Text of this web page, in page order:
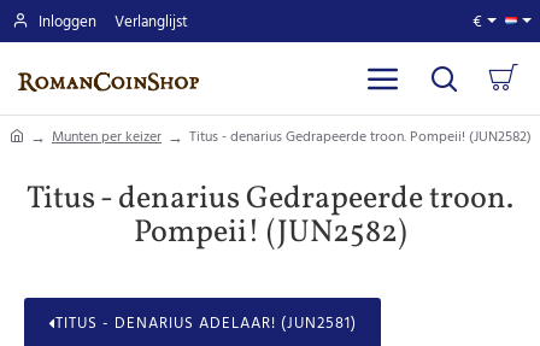
Inloggen Verlanglijst €
homeMunten per keizer Titus - denarius Gedrapeerde troon. Pompeii! (JUN2582)
Titus - denarius Gedrapeerde troon.
Pompeii! (JUN2582)
TITUS - DENARIUS ADELAAR! (JUN2581)